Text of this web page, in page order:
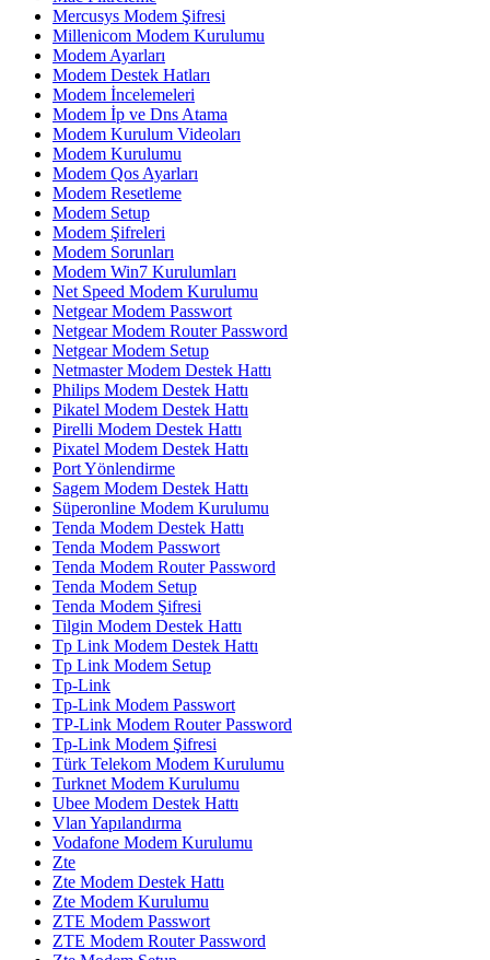
Mercusys Modem Şifresi
Millenicom Modem Kurulumu
Modem Ayarları
Modem Destek Hatları
Modem İncelemeleri
Modem İp ve Dns Atama
Modem Kurulum Videoları
Modem Kurulumu
Modem Qos Ayarları
Modem Resetleme
Modem Setup
Modem Şifreleri
Modem Sorunları
Modem Win7 Kurulumları
Net Speed Modem Kurulumu
Netgear Modem Passwort
Netgear Modem Router Password
Netgear Modem Setup
Netmaster Modem Destek Hattı
Philips Modem Destek Hattı
Pikatel Modem Destek Hattı
Pirelli Modem Destek Hattı
Pixatel Modem Destek Hattı
Port Yönlendirme
Sagem Modem Destek Hattı
Süperonline Modem Kurulumu
Tenda Modem Destek Hattı
Tenda Modem Passwort
Tenda Modem Router Password
Tenda Modem Setup
Tenda Modem Şifresi
Tilgin Modem Destek Hattı
Tp Link Modem Destek Hattı
Tp Link Modem Setup
Tp-Link
Tp-Link Modem Passwort
TP-Link Modem Router Password
Tp-Link Modem Şifresi
Türk Telekom Modem Kurulumu
Turknet Modem Kurulumu
Ubee Modem Destek Hattı
Vlan Yapılandırma
Vodafone Modem Kurulumu
Zte
Zte Modem Destek Hattı
Zte Modem Kurulumu
ZTE Modem Passwort
ZTE Modem Router Password